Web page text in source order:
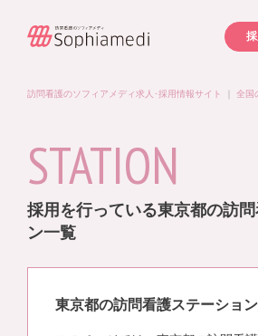
訪問看護のソフィアメディ求人･採用情報サイト 全国
STATION
採用を行っている東京都の訪
ン一覧
東京都の訪問看護ステーショ